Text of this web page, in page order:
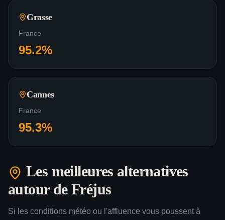
Grasse
France
95.2%
Cannes
France
95.3%
Les meilleures alternatives
autour deFréjus
Si les conditions météo ou l'affluence vous poussent à